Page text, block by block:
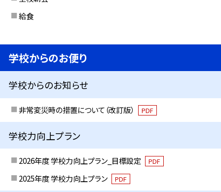
給食
学校からのお便り
学校からのお知らせ
非常変災時の措置について（改訂版） PDF
学校力向上プラン
2026年度 学校力向上プラン_目標設定 PDF
2025年度 学校力向上プラン PDF